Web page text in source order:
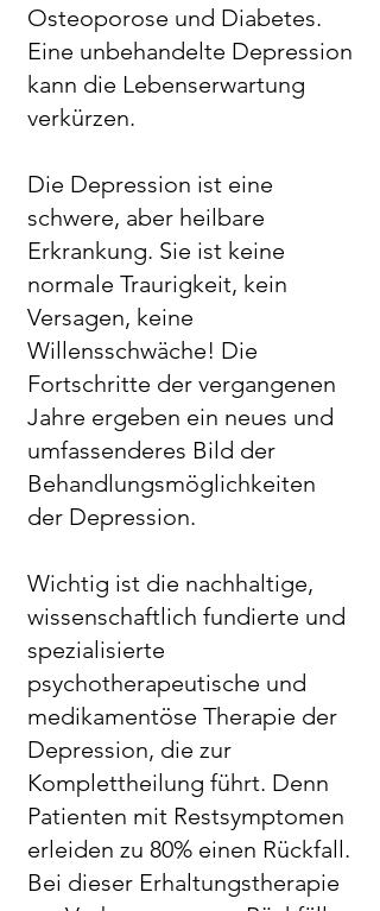
Osteoporose und Diabetes.
Eine unbehandelte Depression
kann die Lebenserwartung
verkürzen.
Die Depression ist eine
schwere, aber heilbare
Erkrankung. Sie ist keine
normale Traurigkeit, kein
Versagen, keine
Willensschwäche! Die
Fortschritte der vergangenen
Jahre ergeben ein neues und
umfassenderes Bild der
Behandlungsmöglichkeiten
der Depression.
Wichtig ist die nachhaltige,
wissenschaftlich fundierte und
spezialisierte
psychotherapeutische und
medikamentöse Therapie der
Depression, die zur
Komplettheilung führt. Denn
Patienten mit Restsymptomen
erleiden zu 80% einen Rückfall.
Bei dieser Erhaltungstherapie